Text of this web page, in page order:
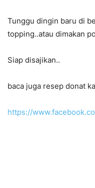
Tunggu dingin baru di
topping..atau dimakan
Siap disajikan..
baca juga resep donat
https://